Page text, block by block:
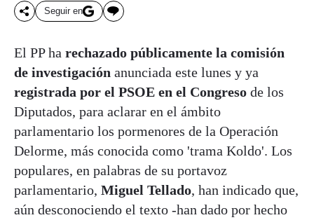
Seguir en
El PP ha rechazado públicamente la comisión
de investigación anunciada este lunes y ya
registrada por el PSOE en el Congreso de los
Diputados, para aclarar en el ámbito
parlamentario los pormenores de la Operación
Delorme, más conocida como 'trama Koldo'. Los
populares, en palabras de su portavoz
parlamentario, Miguel Tellado, han indicado que,
aún desconociendo el texto -han dado por hecho